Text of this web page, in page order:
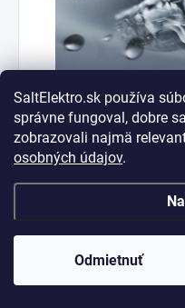
SaltElektro.sk používa
správne fungoval, dobre
zobrazovali najmä
osobných údajov.
Odmietnuť
Power Zone
Power Zone Cutlery™
príbory nablýskané.
kôš určený na nože.